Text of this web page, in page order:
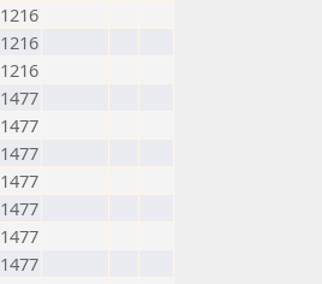
1216
1216
1216
1477
1477
1477
1477
1477
1477
1477